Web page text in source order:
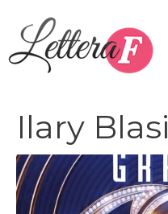
contenuto
Ilary Blasi